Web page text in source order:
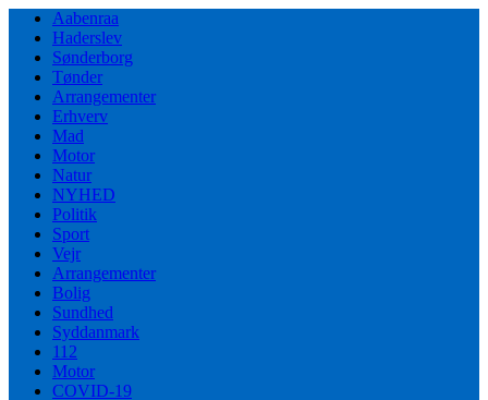
Aabenraa
Haderslev
Sønderborg
Tønder
Arrangementer
Erhverv
Mad
Motor
Natur
NYHED
Politik
Sport
Vejr
Arrangementer
Bolig
Sundhed
Syddanmark
112
Motor
COVID-19